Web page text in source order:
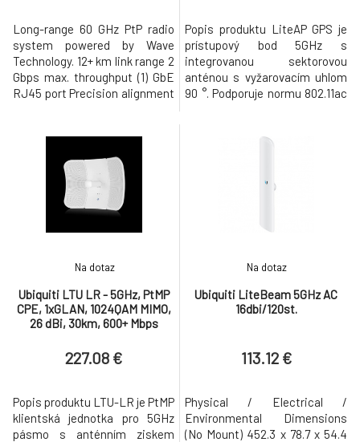
Long-range 60 GHz PtP radio
system powered by Wave
Technology. 12+ km link range 2
Gbps max. throughput (1) GbE
RJ45 port Precision alignment
Popis produktu LiteAP GPS je
prístupový bod 5GHz s
integrovanou sektorovou
anténou s vyžarovacím uhlom
90 °. Podporuje normu 802.11ac
priepustnosti 450+ Mbps.
ziskom 17dBi a GPS modul.
Ubiquiti LTU LR - 5GHz, PtMP
CPE, 1xGLAN, 1024QAM MIMO,
26 dBi, 30km, 600+ Mbps
Na dotaz
227.08 €
Popis produktu LTU-LR je PtMP
klientská jednotka pro 5GHz
pásmo s anténním ziskem
Ubiquiti LiteBeam 5GHz AC
16dbi/120st.
Na dotaz
113.12 €
Physical / Electrical /
Environmental Dimensions
(No Mount) 452.3 x 78.7 x 54.4